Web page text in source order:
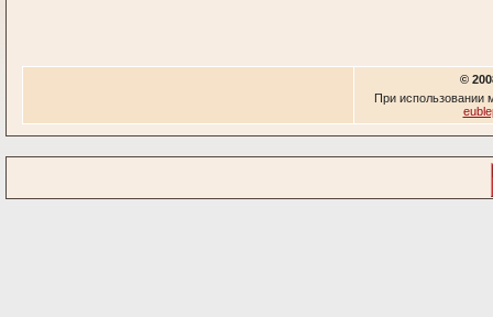
©
При использовании